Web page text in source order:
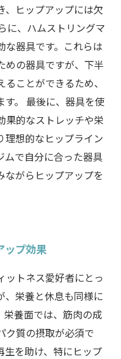
、ヒップアップには欠
に、ハムストリングマ
な器具です。これらは
めの器具ですが、下半
ことができるため、
す。 最後に、器具を使
果的なストレッチや栄
理想的なヒップライン
ムで自分に合った器具
ながらヒップアップを
ップ効果
ットネス愛好者にとっ
、栄養と休息も同様に
栄養面では、筋肉の成
ク質の摂取が必須で
生を助け、特にヒップ